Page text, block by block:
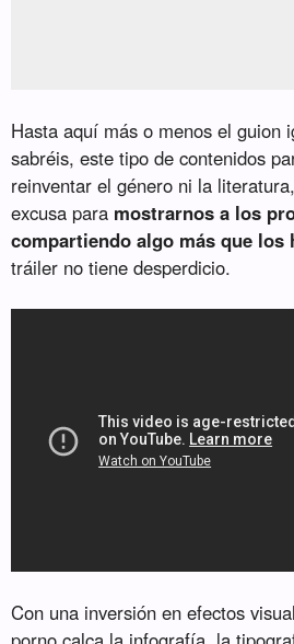
Hasta aquí más o menos el guion
sabréis, este tipo de contenidos
reinventar el género ni la
excusa para mostrarnos a los
compartiendo algo más que los
tráiler no tiene desperdicio.
Con una inversión en efectos